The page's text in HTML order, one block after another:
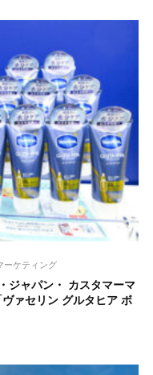
ーケティング
ジャパン・ カスタマーマ
ァセリン グルタヒア ボ